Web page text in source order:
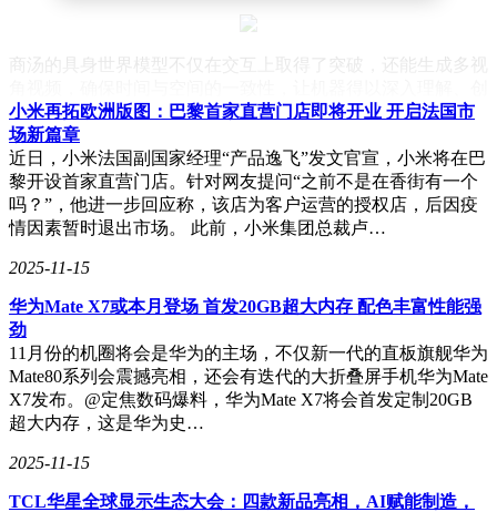
商汤的具身世界模型不仅在交互上取得了突破，还能生成多视
造乃至编辑真实世界。这一技术让“在真实街道中体验虚拟赛
车”的幻想成为可能，为用户带来了前所未有的沉浸式体验。
更进一步，该模型还能构建出面向人、物、场的4D真实世
界。用户只需输入简单的指令，如“在厨房架子上寻找物
品”或“进入娱乐室右转，打开通往院子的门”，具身世界模型
高效与智能。
徐立强调，商汤科技希望通过“悟能”具身智能平台，助力更多
企业实现与现实世界的深度交互，共同探索智能科技的无限可
能，携手开创智能科技的新篇章。
小米再拓欧洲版图：巴黎首家直营门店即将开业 开启法国市
场新篇章
近日，小米法国副国家经理“产品逸飞”发文官宣，小米将在巴
黎开设首家直营门店。针对网友提问“之前不是在香街有一个
吗？”，他进一步回应称，该店为客户运营的授权店，后因疫
情因素暂时退出市场。 此前，小米集团总裁卢…
2025-11-15
华为Mate X7或本月登场 首发20GB超大内存 配色丰富性能强
劲
11月份的机圈将会是华为的主场，不仅新一代的直板旗舰华为
Mate80系列会震撼亮相，还会有迭代的大折叠屏手机华为Mate
X7发布。@定焦数码爆料，华为Mate X7将会首发定制20GB
超大内存，这是华为史…
2025-11-15
TCL华星全球显示生态大会：四款新品亮相，AI赋能制造，